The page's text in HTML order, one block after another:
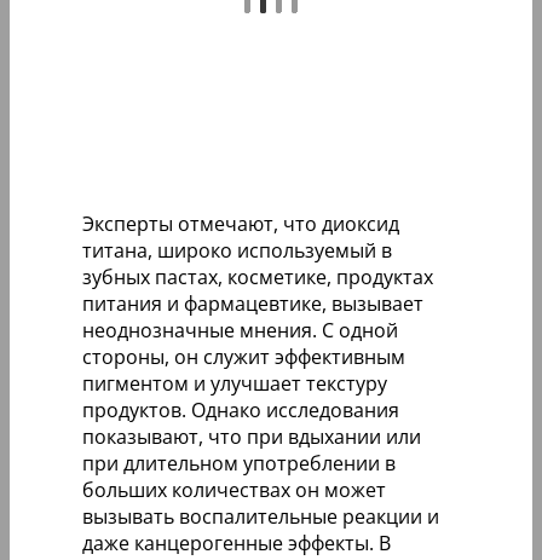
Эксперты отмечают, что диоксид
титана, широко используемый в
зубных пастах, косметике, продуктах
питания и фармацевтике, вызывает
неоднозначные мнения. С одной
стороны, он служит эффективным
пигментом и улучшает текстуру
продуктов. Однако исследования
показывают, что при вдыхании или
при длительном употреблении в
больших количествах он может
вызывать воспалительные реакции и
даже канцерогенные эффекты. В